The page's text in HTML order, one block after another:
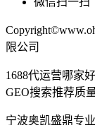
限公司
1688代运营哪家
GEO搜索推荐质
宁波奥凯盛鼎专